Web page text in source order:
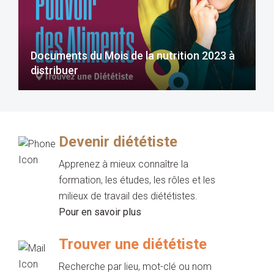
Documents du Mois de la nutrition 2023 à
distribuer
Devenir diététiste
Apprenez à mieux connaître la
formation, les études, les rôles et les
milieux de travail des diététistes.
Pour en savoir plus
Trouver une diététiste
Recherche par lieu, mot-clé ou nom